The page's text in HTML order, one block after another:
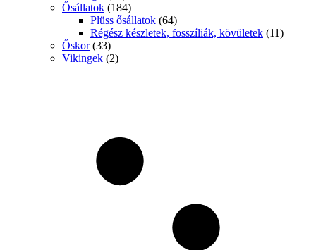
Ősállatok (184)
Plüss ősállatok (64)
Régész készletek, fosszíliák, kövületek (11)
Őskor (33)
Vikingek (2)